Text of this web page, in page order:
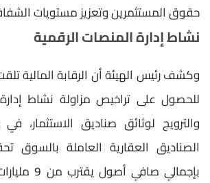
حقوق المستثمرين وتعزيز مستويات
نشاط إدارة المنصات الرقمية
للحصول على تراخيص مزاولة نشاط
والترويج لوثائق صناديق
الصناديق العقارية العاملة بالسوق
بإجمالي صافي